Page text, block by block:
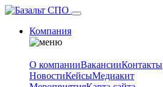
Компания
О компанииВакансииКонтакты
НовостиКейсыМедиакит